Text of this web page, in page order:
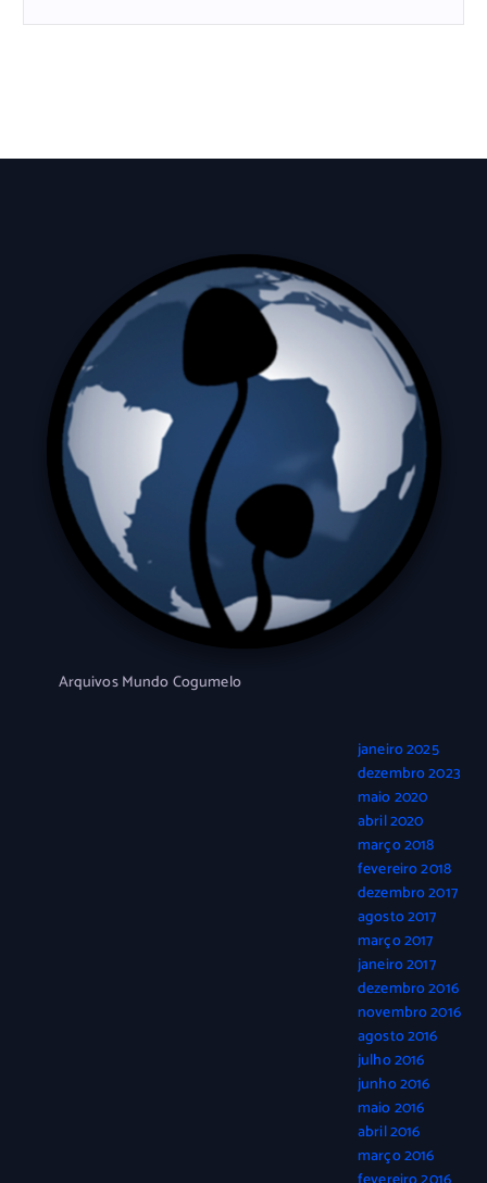
Arquivos Mundo Cogumelo
janeiro 2025
dezembro 2023
maio 2020
abril 2020
março 2018
fevereiro 2018
dezembro 2017
agosto 2017
março 2017
janeiro 2017
dezembro 2016
novembro 2016
agosto 2016
julho 2016
junho 2016
maio 2016
abril 2016
março 2016